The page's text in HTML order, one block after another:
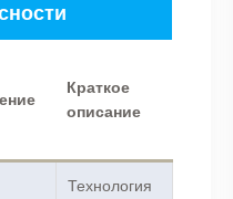
Краткое
описание
Технология